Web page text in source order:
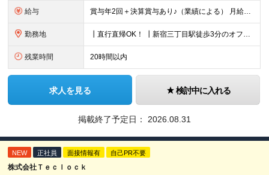
給与 賞与年2回＋決算賞与あり♪（業績による） 月給30万円～ ※上記月給額を目安として、経験や前職給与などを踏まえ、相談のうえ給与額が変動する可能性がございます。 ※試用期間中は賞与対象外となります。
勤務地 ┃直行直帰OK！ ┃新宿三丁目駅徒歩3分のオフィス ┃転勤なし 【本社】 東京都新宿区新宿5-13-9 太平洋不動産新宿ビル 2F ＼オフィスの雰囲気についてご紹介／ 落ち着いた色味でまとめられた
残業時間 20時間以内
求人を見る 検討中に入れる
掲載終了予定日： 2026.08.31
NEW 正社員 面接情報有 自己PR不要
株式会社Ｔｅｃｌｏｃｋ